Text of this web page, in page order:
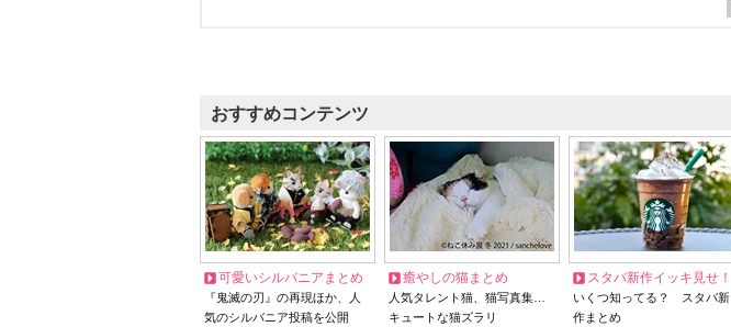
おすすめコンテンツ
可愛いシルバニアまとめ
『鬼滅の刃』の再現ほか、人
気のシルバニア投稿を公開
癒やしの猫まとめ
人気タレント猫、猫写真集…
キュートな猫ズラリ
スタバ新作イッキ見せ！
いくつ知ってる？ スタバ新
作まとめ